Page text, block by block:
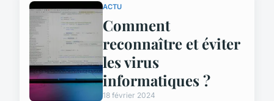
ACTU
Comment
reconnaître et éviter
les virus
informatiques ?
18 février 2024